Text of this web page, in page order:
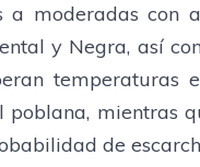
a moderadas con
y Negra, así
temperaturas
poblana, mientras
de